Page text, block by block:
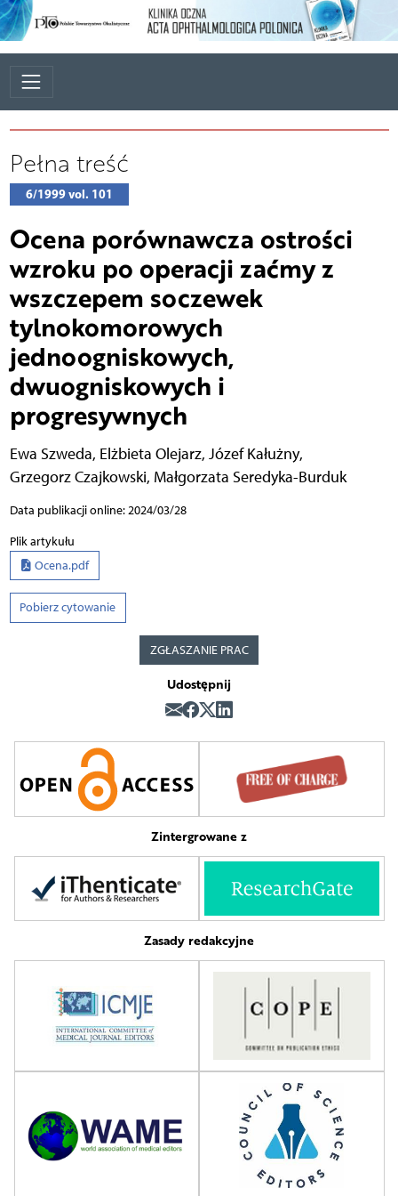
Pełna treść
6/1999 vol. 101
Ocena porównawcza ostrości
wzroku po operacji zaćmy z
wszczepem soczewek
tylnokomorowych
jednoogniskowych,
dwuogniskowych i
progresywnych
Ewa Szweda, Elżbieta Olejarz, Józef Kałużny,
Grzegorz Czajkowski, Małgorzata Seredyka-Burduk
Data publikacji online: 2024/03/28
Plik artykułu
Ocena.pdf
Pobierz cytowanie
ZGŁASZANIE PRAC
Udostępnij
Zintergrowane z
Zasady redakcyjne